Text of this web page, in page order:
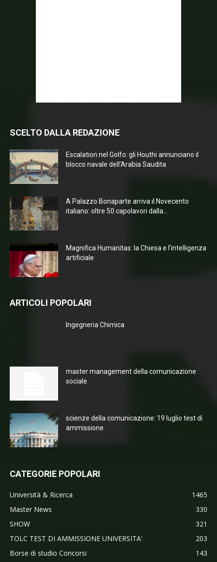
SCELTO DALLA REDAZIONE
Escalation nel Golfo: gli Houthi annunciano il
blocco navale dell’Arabia Saudita
A Palazzo Bonaparte arriva il Novecento
italiano: oltre 50 capolavori dalla...
Magnifica Humanitas: la Chiesa e l’intelligenza
artificiale
ARTICOLI POPOLARI
Ingegneria Chimica
master management della comunicazione
sociale
scienze della comunicazione: 19 luglio test di
ammissione
CATEGORIE POPOLARI
Università & Ricerca
1465
Master News
330
SHOW
321
TOLC TEST DI AMMISSIONE UNIVERSITA'
203
Borse di studio Concorsi
143